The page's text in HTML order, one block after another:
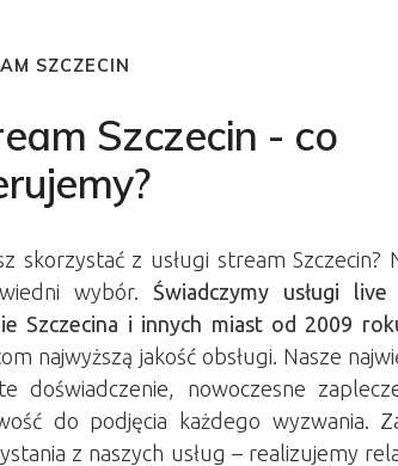
SZCZECIN
Szczecin - co
skorzystać z usługi stream Szczecin?
wybór. Świadczymy usługi
Szczecina i innych miast od 2009
najwyższą jakość obsługi. Nasze
doświadczenie, nowoczesne
do podjęcia każdego wyzwania.
z naszych usług – realizujemy